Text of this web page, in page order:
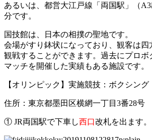
あるいは、都営大江戸線「両国駅」（
分です。
国技館は、日本の相撲の聖地です。
会場がすり鉢状になっており、観客は四
観戦することができます。過去にプロボ
マッチを開催した実績もある施設です。
【オリンピック】実施競技：ボクシング
住所：東京都墨田区横網一丁目3番28号
① JR両国駅で下車し西口改札を出ます。